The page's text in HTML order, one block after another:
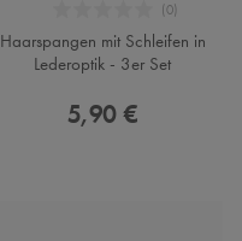
Haarspangen mit Schleifen in
Lederoptik - 3er Set
5,90 €